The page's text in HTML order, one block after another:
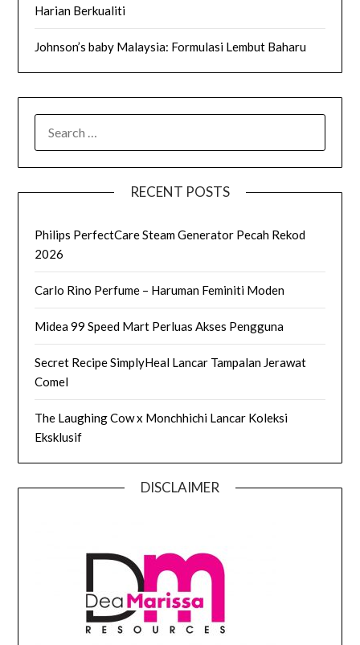
Harian Berkualiti
Johnson’s baby Malaysia: Formulasi Lembut Baharu
FOR:
RECENT POSTS
Philips PerfectCare Steam Generator Pecah Rekod
2026
Carlo Rino Perfume – Haruman Feminiti Moden
Midea 99 Speed Mart Perluas Akses Pengguna
Secret Recipe SimplyHeal Lancar Tampalan Jerawat
Comel
The Laughing Cow x Monchhichi Lancar Koleksi
Eksklusif
DISCLAIMER